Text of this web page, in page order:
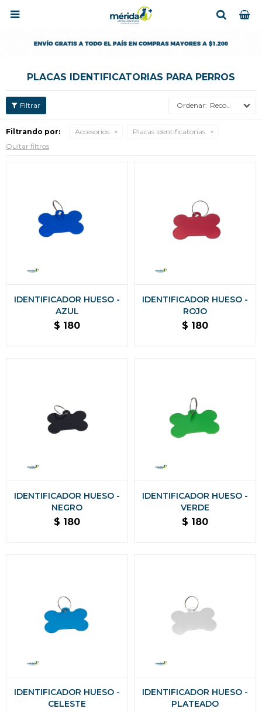

PLACAS IDENTIFICATORIAS PARA PERROS
Recomendados
Filtrando por: Accesorios
Placas identificatorias
Quitar filtros
IDENTIFICADOR HUESO -
AZUL
$ 180
IDENTIFICADOR HUESO -
ROJO
$ 180
IDENTIFICADOR HUESO -
NEGRO
$ 180
IDENTIFICADOR HUESO -
VERDE
$ 180
IDENTIFICADOR HUESO -
CELESTE
IDENTIFICADOR HUESO -
PLATEADO